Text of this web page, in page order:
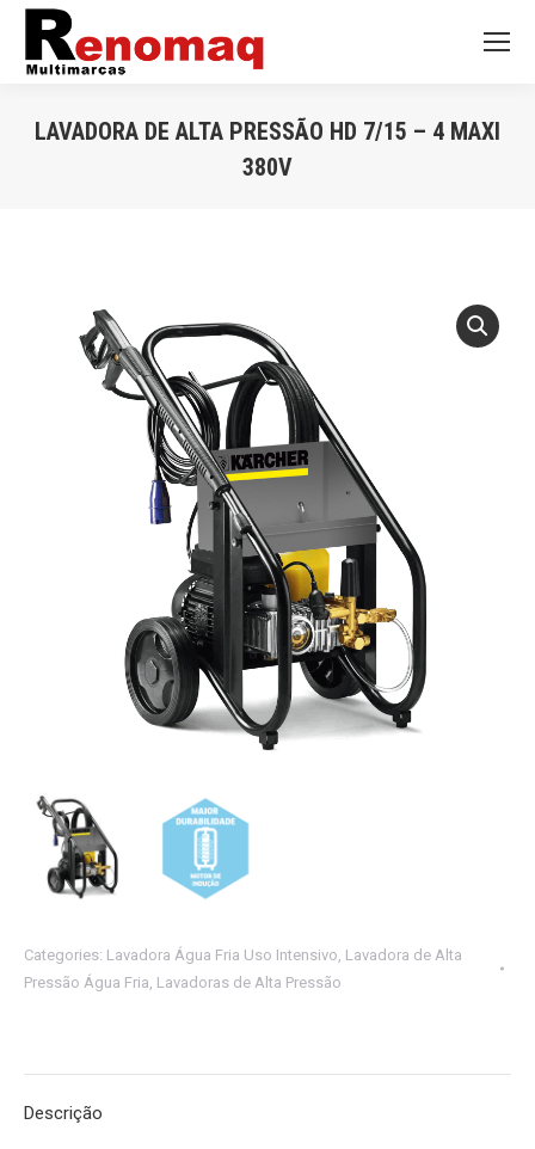
LAVADORA DE ALTA PRESSÃO HD 7/15 – 4 MAXI
380V
Categories: Lavadora Água Fria Uso Intensivo Lavadora de Alta
Pressão Água Fria Lavadoras de Alta Pressão
Descrição